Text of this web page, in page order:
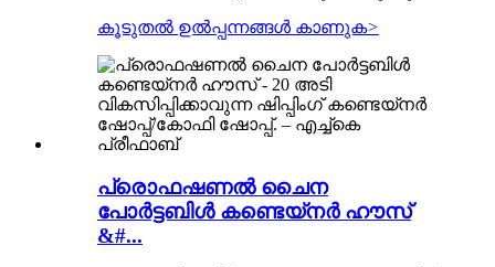
കൂടുതൽ ഉൽപ്പന്നങ്ങൾ കാണുക>
പ്രൊഫഷണൽ ചൈന
പോർട്ടബിൾ കണ്ടെയ്നർ ഹൗസ്
&#...